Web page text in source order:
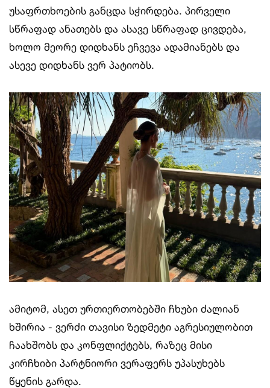
უსაფრთხოების განცდა სჭირდება. პირველი
სწრაფად ანათებს და ასავე სწრაფად ცივდება,
ხოლო მეორე დიდხანს ეჩვევა ადამიანებს და
ასევე დიდხანს ვერ პატიობს.
ამიტომ, ასეთ ურთიერთობებში ჩხუბი ძალიან
ხშირია - ვერძი თავისი ზედმეტი აგრესიულობით
ჩაახშობს და კონფლიქტებს, რაზეც მისი
კირჩხიბი პარტნიორი ვერაფერს უპასუხებს
წყენის გარდა.